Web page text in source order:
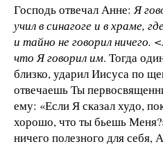
Господь отвечал Анне:Я
учил в синагоге и в храме,
и тайно не говорил ничего.
что Я говорил им. Тогда
близко, ударил Иисуса по
отвечаешь Ты
ему: «Если Я сказал худо,
хорошо, что ты бьешь
ничего полезного для себя,